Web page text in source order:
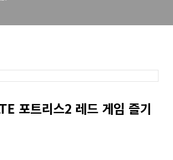
포트리스2 레드 게임 즐기